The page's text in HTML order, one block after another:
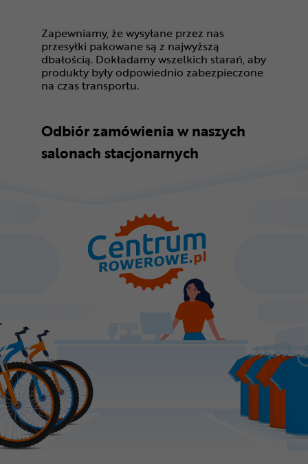
Zapewniamy, że wysyłane przez nas
przesyłki pakowane są z najwyższą
dbałością. Dokładamy wszelkich starań, aby
produkty były odpowiednio zabezpieczone
na czas transportu.
Odbiór zamówienia w naszych
salonach stacjonarnych